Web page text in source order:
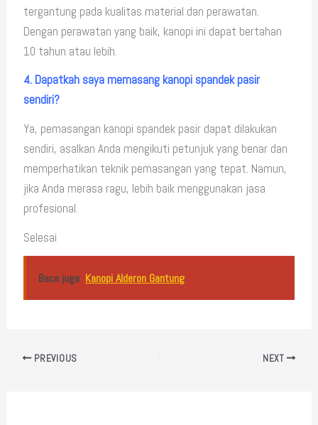
tergantung pada kualitas material dan perawatan.
Dengan perawatan yang baik, kanopi ini dapat bertahan
10 tahun atau lebih.
4. Dapatkah saya memasang kanopi spandek pasir
sendiri?
Ya, pemasangan kanopi spandek pasir dapat dilakukan
sendiri, asalkan Anda mengikuti petunjuk yang benar dan
memperhatikan teknik pemasangan yang tepat. Namun,
jika Anda merasa ragu, lebih baik menggunakan jasa
profesional.
Selesai
Baca juga Kanopi Alderon Gantung
PREVIOUS NEXT